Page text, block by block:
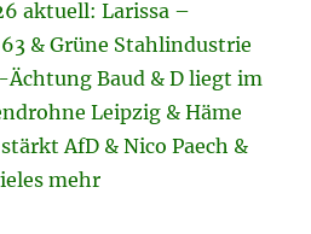
aktuell: Larissa –
& Grüne Stahlindustrie
Ächtung Baud & D liegt im
Leipzig & Häme
AfD & Nico Paech &
mehr